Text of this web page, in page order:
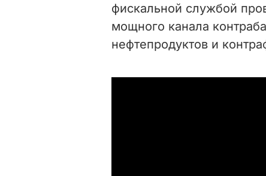
фискальной службой
мощного канала
нефтепродуктов и